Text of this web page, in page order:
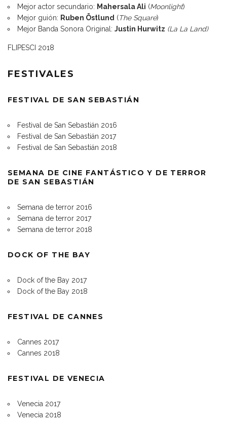
Mejor actor secundario: Mahersala Ali (Moonlight)
Mejor guión: Ruben Östlund (The Square)
Mejor Banda Sonora Original: Justin Hurwitz (La La Land)
FLIPESCI 2018
FESTIVALES
FESTIVAL DE SAN SEBASTIÁN
Festival de San Sebastián 2016
Festival de San Sebastián 2017
Festival de San Sebastián 2018
SEMANA DE CINE FANTÁSTICO Y DE TERROR
DE SAN SEBASTIÁN
Semana de terror 2016
Semana de terror 2017
Semana de terror 2018
DOCK OF THE BAY
Dock of the Bay 2017
Dock of the Bay 2018
FESTIVAL DE CANNES
Cannes 2017
Cannes 2018
FESTIVAL DE VENECIA
Venecia 2017
Venecia 2018